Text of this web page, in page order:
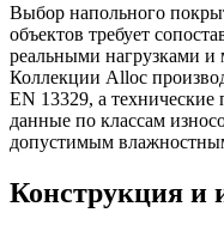
Выбор напольного
объектов требует
реальными нагрузками
Коллекции Alloc
EN 13329, а технические
данные по классам
допустимым
Конструкция и